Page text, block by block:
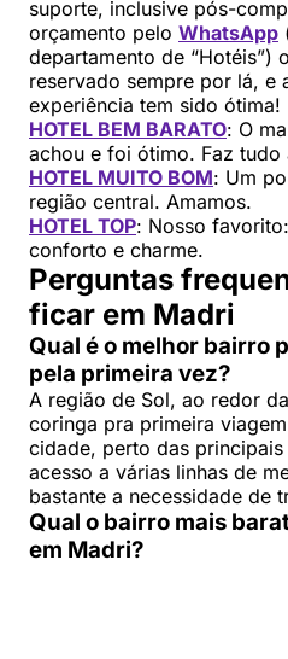
suporte, inclusive pós-
orçamento pelo WhatsApp
departamento de “Hotéis”)
reservado sempre por lá, e
experiência tem sido ótima!
HOTEL BEM BARATO: O
achou e foi ótimo. Faz tudo
HOTEL MUITO BOM: Um
região central. Amamos.
HOTEL TOP: Nosso
conforto e charme.
Perguntas
ficar em Madri
Qual é o melhor bairro
pela primeira vez?
A região de Sol, ao redor
coringa pra primeira
cidade, perto das
acesso a várias linhas de
bastante a necessidade de
Qual o bairro mais
em Madri?